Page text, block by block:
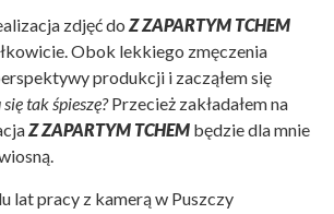
zdjęć do Z ZAPARTYM TCHEM
Obok lekkiego zmęczenia
produkcji i zacząłem się
tak śpieszę?Przecież zakładałem na
Z ZAPARTYM TCHEM będzie dla mnie
lat pracy z kamerą w Puszczy